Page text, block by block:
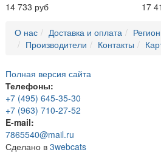
14 733 руб 17
О нас Доставка и оплата
Производители
Контакты
Полная версия сайта
Телефоны:
+7 (495) 645-35-30
+7 (963) 710-27-52
E-mail:
7865540@mail.ru
Сделано в 3webcats